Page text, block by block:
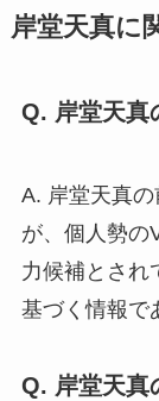
岸堂天真に
Q. 岸堂天真
A. 岸堂天真
が、個人勢の
力候補とされ
基づく情報で
Q. 岸堂天真